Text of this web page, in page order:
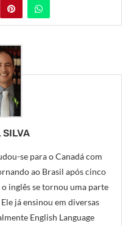
SILVA
se para o Canadá com
ao Brasil após cinco
inglês se tornou uma parte
já ensinou em diversas
English Language